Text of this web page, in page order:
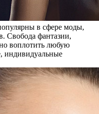
в сфере моды,
Свобода фантазии,
воплотить любую
индивидуальные